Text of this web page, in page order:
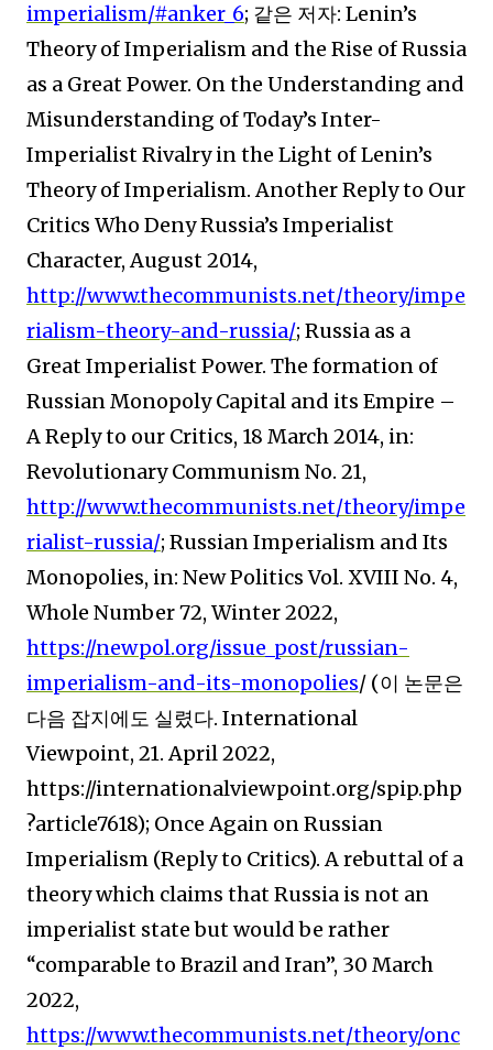
imperialism/#anker_6; 같은 저자: Lenin’s
Theory of Imperialism and the Rise of Russia
as a Great Power. On the Understanding and
Misunderstanding of Today’s Inter-
Imperialist Rivalry in the Light of Lenin’s
Theory of Imperialism. Another Reply to Our
Critics Who Deny Russia’s Imperialist
Character, August 2014,
http://www.thecommunists.net/theory/impe
rialism-theory-and-russia/; Russia as a
Great Imperialist Power. The formation of
Russian Monopoly Capital and its Empire –
A Reply to our Critics, 18 March 2014, in:
Revolutionary Communism No. 21,
http://www.thecommunists.net/theory/impe
rialist-russia/; Russian Imperialism and Its
Monopolies, in: New Politics Vol. XVIII No. 4,
Whole Number 72, Winter 2022,
https://newpol.org/issue_post/russian-
imperialism-and-its-monopolies/ (이 논문은
다음 잡지에도 실렸다. International
Viewpoint, 21. April 2022,
https://internationalviewpoint.org/spip.php
?article7618); Once Again on Russian
Imperialism (Reply to Critics). A rebuttal of a
theory which claims that Russia is not an
imperialist state but would be rather
“comparable to Brazil and Iran”, 30 March
2022,
https://www.thecommunists.net/theory/onc